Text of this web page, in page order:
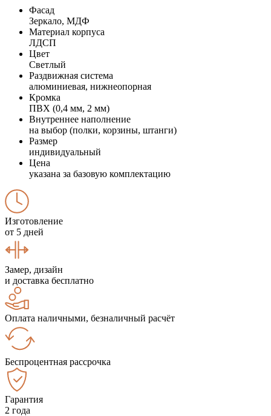
Фасад
Зеркало, МДФ
Материал корпуса
ЛДСП
Цвет
Светлый
Раздвижная система
алюминиевая, нижнеопорная
Кромка
ПВХ (0,4 мм, 2 мм)
Внутреннее наполнение
на выбор (полки, корзины, штанги)
Размер
индивидуальный
Цена
указана за базовую комплектацию
Изготовление
от 5 дней
Замер, дизайн
и доставка бесплатно
Оплата наличными, безналичный расчёт
Беспроцентная рассрочка
Гарантия
2 года